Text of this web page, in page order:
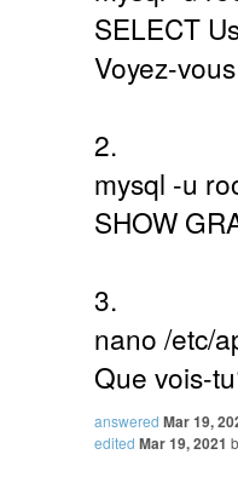
SELECT
Voyez-
2.
mysql -u
SHOW
3.
nano /etc/
Que vois-
answered Mar 19,
edited Mar 19, 2021